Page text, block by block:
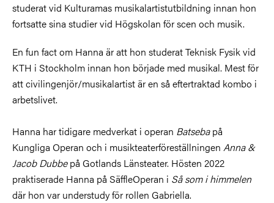
studerat vid Kulturamas musikalartistutbildning innan hon
fortsatte sina studier vid Högskolan för scen och musik.
En fun fact om Hanna är att hon studerat Teknisk Fysik vid
KTH i Stockholm innan hon började med musikal. Mest för
att civilingenjör/musikalartist är en så eftertraktad kombo i
arbetslivet.
Hanna har tidigare medverkat i operan Batsebapå
Kungliga Operan och i musikteaterföreställningen Anna &
Jacob Dubbepå Gotlands Länsteater. Hösten 2022
praktiserade Hanna på SäffleOperan i Så som i himmelen
där hon var understudy för rollen Gabriella.